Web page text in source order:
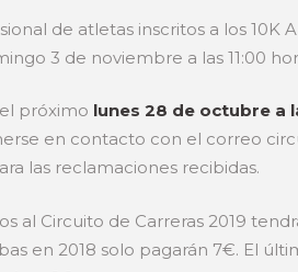
de atletas inscritos a los 10K
3 de noviembre a las 11:00
próximo lunes 28 de octubre a
en contacto con el correo
las reclamaciones recibidas.
al Circuito de Carreras 2019
en 2018 solo pagarán 7€. El